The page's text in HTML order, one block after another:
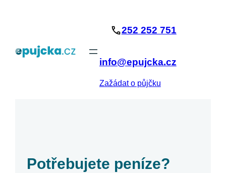
252 252 751
info@epujcka.cz
Zažádat o půjčku
Potřebujete peníze?